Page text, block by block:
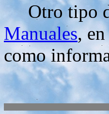
Otro tipo de
Manuales,
como